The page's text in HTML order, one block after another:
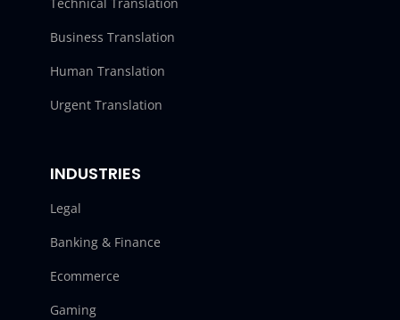
Business Translation
Human Translation
Urgent Translation
INDUSTRIES
Legal
Banking & Finance
Ecommerce
Gaming